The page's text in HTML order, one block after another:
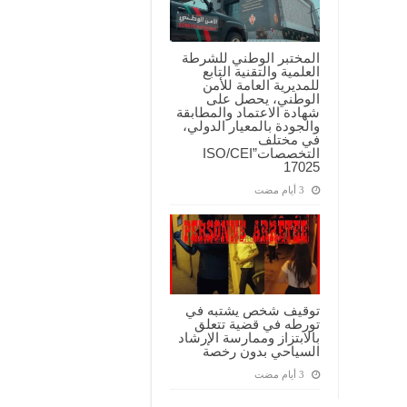
المختبر الوطني للشرطة
العلمية والتقنية التابع
للمديرية العامة للأمن
الوطني، يحصل على
شهادة الاعتماد والمطابقة
والجودة بالمعيار الدولي،
في مختلف
التخصصات”ISO/CEI
17025
توقيف شخص يشتبه في
تورطه في قضية تتعلق
بالابتزاز وممارسة الإرشاد
السياحي بدون رخصة